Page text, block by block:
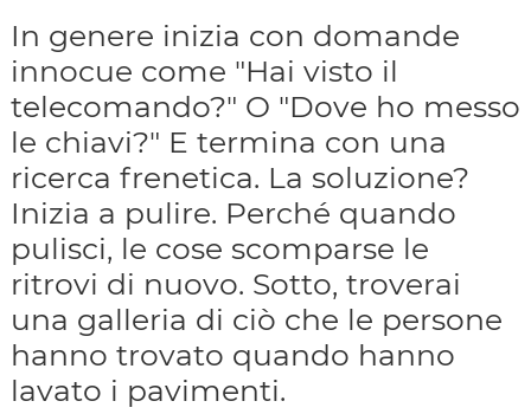
In genere inizia con domande
innocue come "Hai visto il
telecomando?" O "Dove ho messo
le chiavi?" E termina con una
ricerca frenetica. La soluzione?
Inizia a pulire. Perché quando
pulisci, le cose scomparse le
ritrovi di nuovo. Sotto, troverai
una galleria di ciò che le persone
hanno trovato quando hanno
lavato i pavimenti.